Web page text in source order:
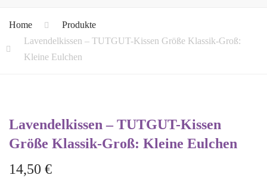
Home
Produkte
Lavendelkissen – TUTGUT-Kissen Größe Klassik-Groß:
Kleine Eulchen
Lavendelkissen – TUTGUT-Kissen
Größe Klassik-Groß: Kleine Eulchen
14,50 €